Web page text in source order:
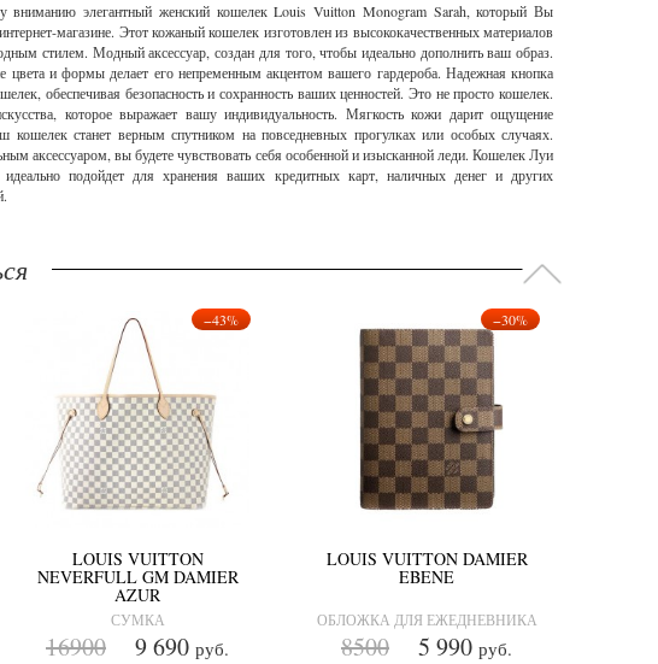
вниманию элегантный женский кошелек Louis Vuitton Monogram Sarah, который Вы
магазине. Этот кожаный кошелек изготовлен из высококачественных материалов
стилем. Модный аксессуар, создан для того, чтобы идеально дополнить ваш образ.
цвета и формы делает его непременным акцентом вашего гардероба. Надежная кнопка
обеспечивая безопасность и сохранность ваших ценностей. Это не просто кошелек.
которое выражает вашу индивидуальность. Мягкость кожи дарит ощущение
кошелек станет верным спутником на повседневных прогулках или особых случаях.
аксессуаром, вы будете чувствовать себя особенной и изысканной леди. Кошелек Луи
подойдет для хранения ваших кредитных карт, наличных денег и других
−43%
LOUIS VUITTON
NEVERFULL GM DAMIER
AZUR
СУМКА
16900 9 690 руб.
−30%
LOUIS VUITTON DAMIER
EBENE
ОБЛОЖКА ДЛЯ ЕЖЕДНЕВНИКА
8500 5 990 руб.